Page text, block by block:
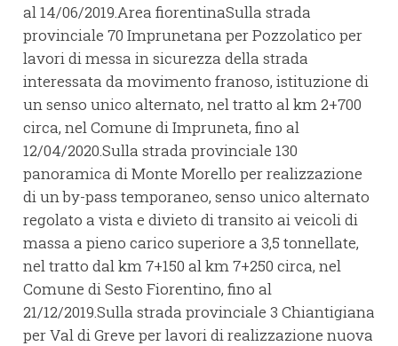
al 14/06/2019.Area fiorentinaSulla strada
provinciale 70 Imprunetana per Pozzolatico per
lavori di messa in sicurezza della strada
interessata da movimento franoso, istituzione di
un senso unico alternato, nel tratto al km 2+700
circa, nel Comune di Impruneta, fino al
12/04/2020.Sulla strada provinciale 130
panoramica di Monte Morello per realizzazione
di un by-pass temporaneo, senso unico alternato
regolato a vista e divieto di transito ai veicoli di
massa a pieno carico superiore a 3,5 tonnellate,
nel tratto dal km 7+150 al km 7+250 circa, nel
Comune di Sesto Fiorentino, fino al
21/12/2019.Sulla strada provinciale 3 Chiantigiana
per Val di Greve per lavori di realizzazione nuova